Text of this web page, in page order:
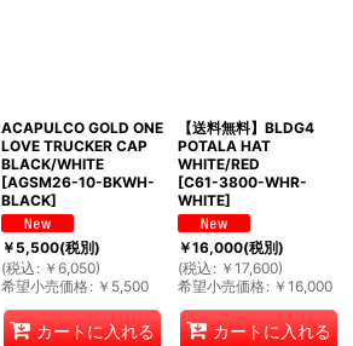
ACAPULCO GOLD ONE
LOVE TRUCKER CAP
BLACK/WHITE
[AGSM26-10-BKWH-
BLACK]
￥5,500(税別)
(税込 : ￥ 6,050)
希望小売価格: ￥ 5,500
カートに入れる
【送料無料】BLDG4
POTALA HAT
WHITE/RED
[C61-3800-WHR-
WHITE]
￥16,000(税別)
(税込 : ￥ 17,600)
希望小売価格: ￥ 16,000
カートに入れる